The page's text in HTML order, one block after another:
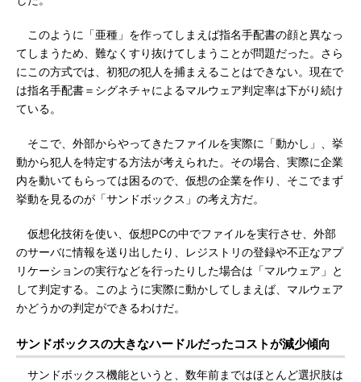
このように「亜種」を作ってしまえば指名手配書の顔と異なっ
てしまうため、難なくすり抜けてしまうことが問題だった。さら
にこの方式では、初犯の犯人を捕まえることはできない。現在で
は指名手配書＝シグネチャによるマルウェア判定率は下がり続け
ている。
そこで、外部からやってきたファイルを実際に「動かし」、挙
動から犯人を特定する方法が考えられた。その場合、実際に企業
内を動いてもらっては困るので、仮想の企業を作り、そこでまず
挙動を見るのが「サンドボックス」の考え方だ。
仮想化技術を使い、仮想PCの中でファイルを実行させ、外部
のサーバに情報を送り出したり、レジストリの登録や不正なアプ
リケーションの実行などを行ったりした場合は「マルウェア」と
して判定する。このように実際に動かしてしまえば、マルウェア
かどうかの判定ができるわけだ。
サンドボックスの大きなハードルだったコストが減少傾向
サンドボックス機能というと、数年前まではほとんど選択肢は